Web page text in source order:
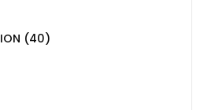
(40)